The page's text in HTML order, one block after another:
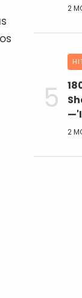
2
2